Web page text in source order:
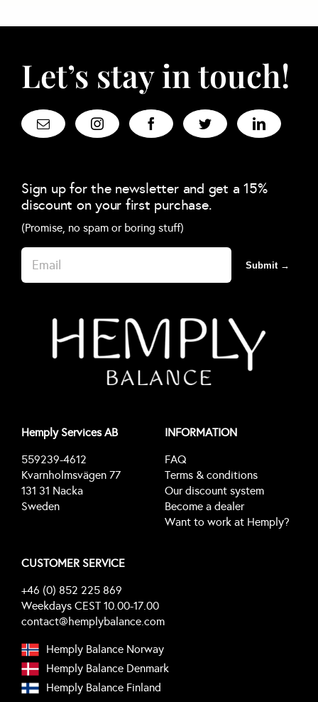
Let’s stay in touch!
Sign up for the newsletter and get a 15%
discount on your first purchase.
(Promise, no spam or boring stuff)
Submit →
Hemply Services AB
559239-4612
Kvarnholmsvägen 77
131 31 Nacka
Sweden
INFORMATION
FAQ
Terms & conditions
Our discount system
Become a dealer
Want to work at Hemply?
CUSTOMER SERVICE
+46 (0) 852 225 869
Weekdays CEST 10.00-17.00
contact@hemplybalance.com
Hemply Balance Norway
Hemply Balance Denmark
Hemply Balance Finland